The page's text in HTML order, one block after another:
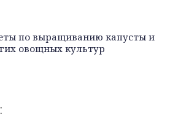
по выращиванию капусты и
овощных культур